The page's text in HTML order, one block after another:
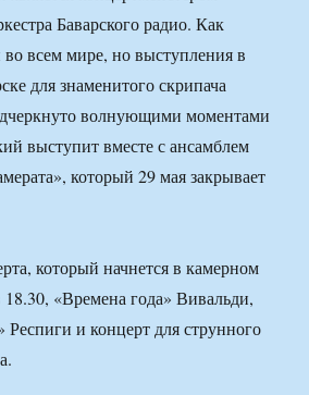
Баварского радио. Как
во всем мире, но выступления в
для знаменитого скрипача
волнующими моментами
выступит вместе с ансамблем
который 29 мая закрывает
который начнется в камерном
«Времена года» Вивальди,
и концерт для струнного